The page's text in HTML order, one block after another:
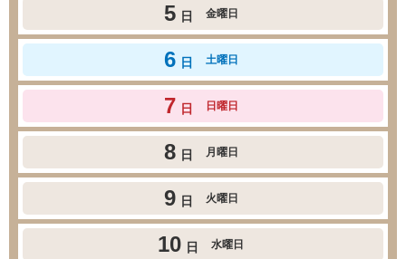
5 日 金曜日
6 日 土曜日
7 日 日曜日
8 日 月曜日
9 日 火曜日
10 日 水曜日